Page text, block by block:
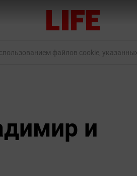
файлов cookie,
и